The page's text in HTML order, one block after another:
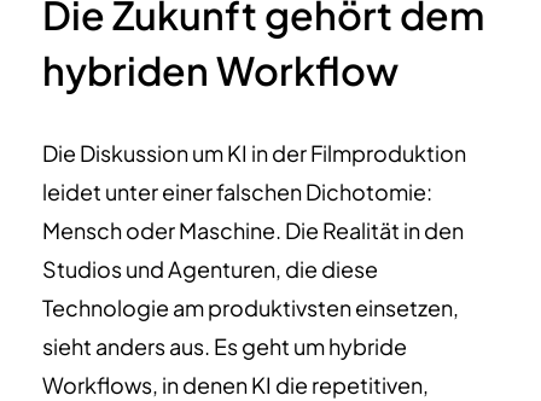
Die Zukunft gehört dem
hybriden Workflow
Die Diskussion um KI in der Filmproduktion
leidet unter einer falschen Dichotomie:
Mensch oder Maschine. Die Realität in den
Studios und Agenturen, die diese
Technologie am produktivsten einsetzen,
sieht anders aus. Es geht um hybride
Workflows, in denen KI die repetitiven,